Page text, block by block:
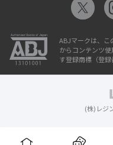
ABJマークは、こ
からコンテンツ
す登録商標（登録
(株)レジ